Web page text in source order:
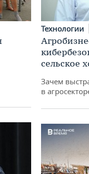
Технологии
сельское
Зачем
в